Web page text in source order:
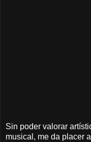
Sin poder valorar
musical, me da placer